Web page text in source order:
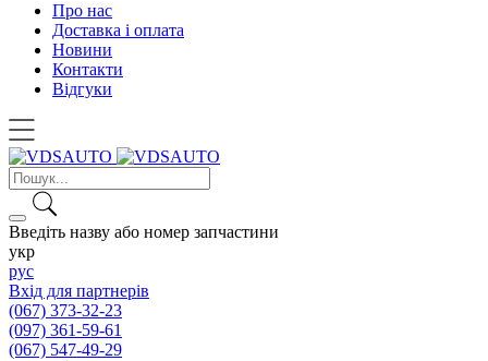
Про нас
Доставка і оплата
Новини
Контакти
Відгуки
Введіть назву або номер запчастини
укр
рус
Вхід для партнерів
(067) 373-32-23
(097) 361-59-61
(067) 547-49-29